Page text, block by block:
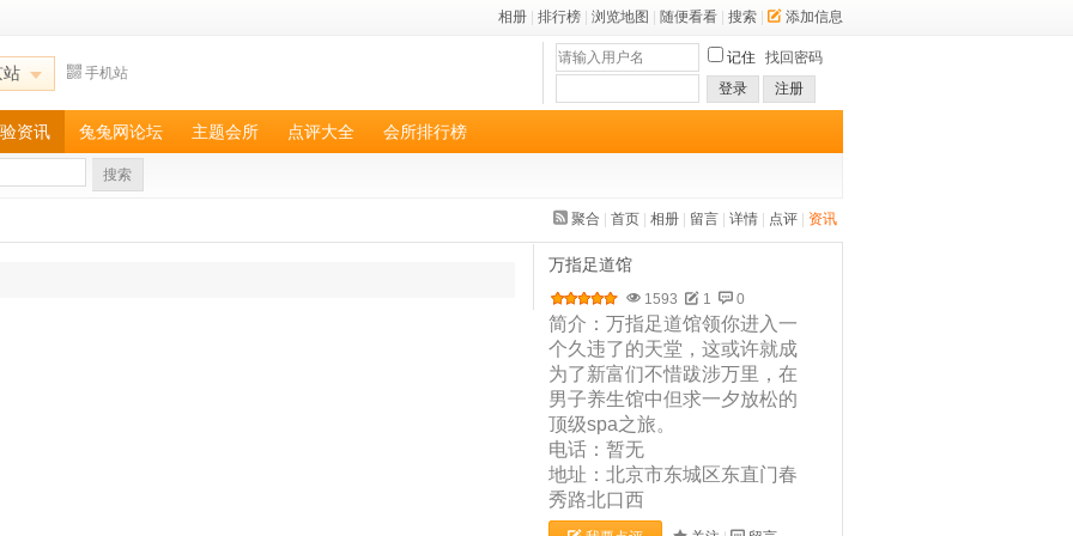
相册 排行榜 浏览地图 随便看看 搜索 添加信息
站 手机站
记住 找回密码
登录
注册
资讯 兔兔网论坛 主题会所 点评大全 会所排行榜
搜索
聚合 首页 相册 留言 详情 点评 资讯
万指足道馆
1593 1 0
简介：万指足道馆领你进入一
个久违了的天堂，这或许就成
为了新富们不惜跋涉万里，在
男子养生馆中但求一夕放松的
顶级spa之旅。
电话：暂无
地址：北京市东城区东直门春
秀路北口西